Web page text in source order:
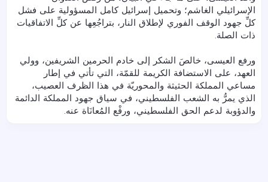
الإسرائيلي الغاشم؛ وتحميل إسرائيل كامل المسؤولية على فشل
كلِّ جهود الوقف الفوري لإطلاق النار، بتراجُعِها عن كلِّ الاتفاقيات
ذات الصلة.
ورفع العيسى، خالصَ الشكر إلى خادم الحرمين الشريفين، وولي
العهد، على الاستضافة الكريمة للقمّة، التي تأتي في إطار
مساعي المملكة الحثيثة والمحوريّة في هذا الظرف العصيب،
الذي يمرُّ به الشعب الفلسطيني، في سياق جهود المملكة الدائمة
والدؤوبة لدعم الحق الفلسطيني، ورفْع المُعانَاة عنه.